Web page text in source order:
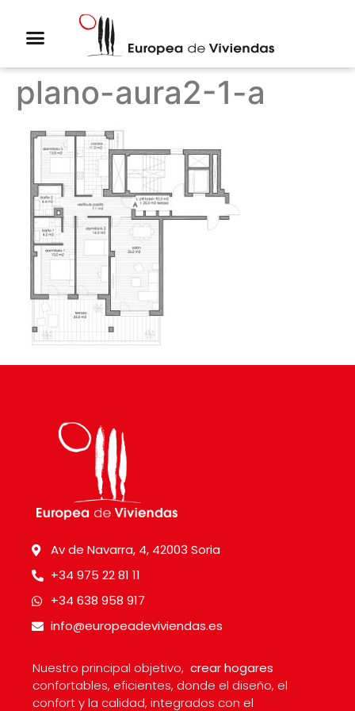
plano-aura2-1-a
Av de Navarra, 4, 42003 Soria
+34 975 22 81 11
+34 638 958 917
info@europeadeviviendas.es
Nuestro principal objetivo, crear hogares
confortables, eficientes, donde el diseño, el
confort y la calidad, integrados con el